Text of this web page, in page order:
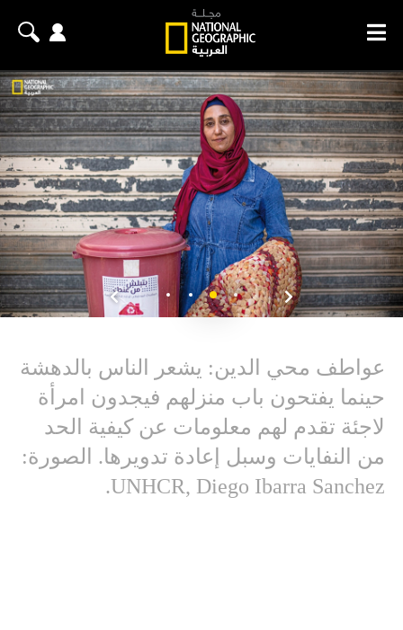
‬من‭ ‬النفايات‭ ‬وسبل‭ ‬إعادة‭ ‬تدويرها. الصورة:
UNHCR, Diego Ibarra Sanchez.